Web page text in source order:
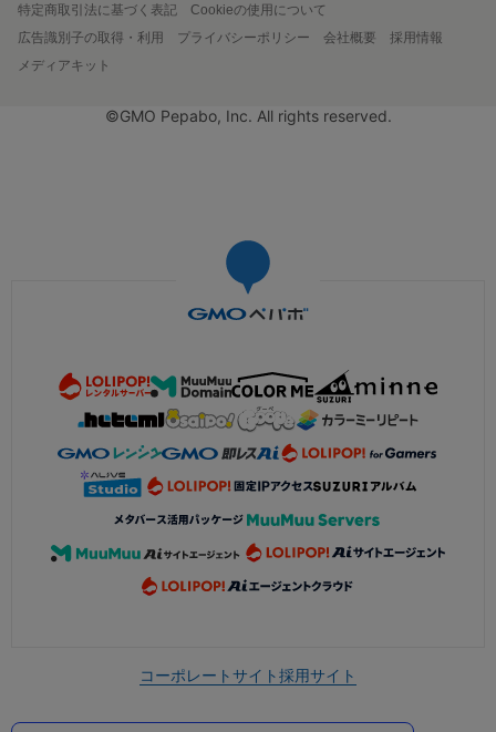
特定商取引法に基づく表記
Cookieの使用について
広告識別子の取得・利用
プライバシーポリシー 会社概要
採用情報
メディアキット
©GMO Pepabo, Inc. All rights reserved.
コーポレートサイト採用サイト